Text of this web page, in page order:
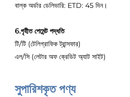
বাল্ক অর্ডার ডেলিভারি: ETD: 45 দিন।
6.গৃহীত পেমেন্ট পদ্ধতি
টি/টি (টেলিগ্রাফিক ট্রান্সফার)
এল/সি (লেটার অফ ক্রেডিট অ্যাট সাইট)
সুপারিশকৃত পণ্য